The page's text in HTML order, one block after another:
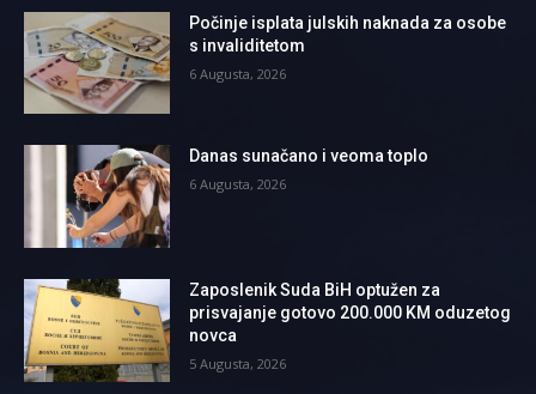
Počinje isplata julskih naknada za osobe
s invaliditetom
6 Augusta, 2026
Danas sunačano i veoma toplo
6 Augusta, 2026
Zaposlenik Suda BiH optužen za
prisvajanje gotovo 200.000 KM oduzetog
novca
5 Augusta, 2026